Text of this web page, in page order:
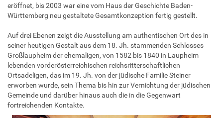
eröffnet, bis 2003 war eine vom Haus der Geschichte Baden-
Württemberg neu gestaltete Gesamtkonzeption fertig gestellt.
Auf drei Ebenen zeigt die Ausstellung am authentischen Ort des in
seiner heutigen Gestalt aus dem 18. Jh. stammenden Schlosses
Großlaupheim der ehemaligen, von 1582 bis 1840 in Laupheim
lebenden vorderösterreichischen reichsritterschaftlichen
Ortsadeligen, das im 19. Jh. von der jüdische Familie Steiner
erworben wurde, sein Thema bis hin zur Vernichtung der jüdischen
Gemeinde und darüber hinaus auch die in die Gegenwart
fortreichenden Kontakte.